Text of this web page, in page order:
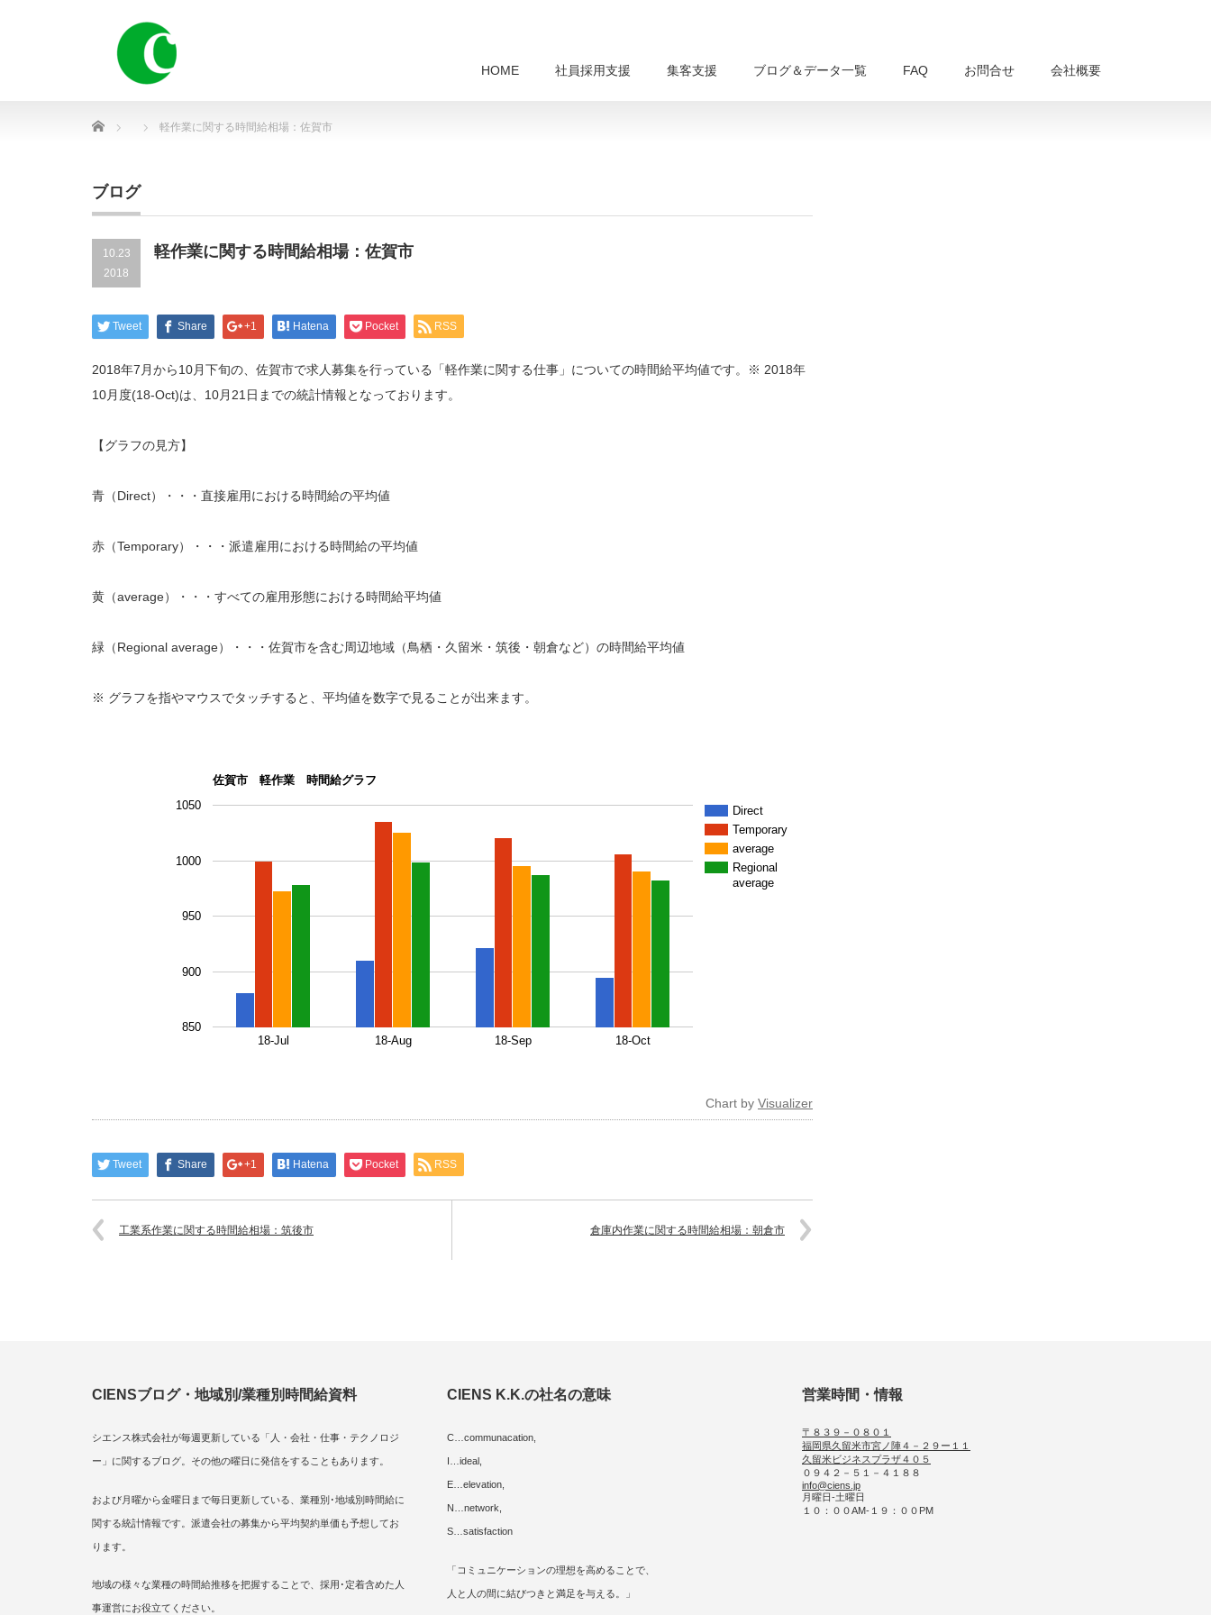
HOME 社員採用支援 集客支援 ブログ＆データ一覧 FAQ お問合せ 会社概要
Home 軽作業に関する時間給相場：佐賀市
ブログ
10.23
2018
軽作業に関する時間給相場：佐賀市
Tweet Share +1 Hatena Pocket RSS
2018年7月から10月下旬の、佐賀市で求人募集を行っている「軽作業に関する仕事」についての時間給平均値です。※ 2018年
10月度(18-Oct)は、10月21日までの統計情報となっております。
【グラフの見方】
青（Direct）・・・直接雇用における時間給の平均値
赤（Temporary）・・・派遣雇用における時間給の平均値
黄（average）・・・すべての雇用形態における時間給平均値
緑（Regional average）・・・佐賀市を含む周辺地域（鳥栖・久留米・筑後・朝倉など）の時間給平均値
※ グラフを指やマウスでタッチすると、平均値を数字で見ることが出来ます。
佐賀市 軽作業 時間給グラフ
Direct
Temporary
average
Regional
average
18-Jul 18-Aug 18-Sep 18-Oct
850
900
950
1000
1050
Chart by Visualizer
Tweet Share +1 Hatena Pocket RSS
工業系作業に関する時間給相場：筑後市 倉庫内作業に関する時間給相場：朝倉市
CIENSブログ・地域別/業種別時間給資料
シエンス株式会社が毎週更新している「人・会社・仕事・テクノロジ
ー」に関するブログ。その他の曜日に発信をすることもあります。
および月曜から金曜日まで毎日更新している、業種別･地域別時間給に
関する統計情報です。派遣会社の募集から平均契約単価も予想してお
ります。
地域の様々な業種の時間給推移を把握することで、採用･定着含めた人
事運営にお役立てください。
CIENS K.K.の社名の意味
C…communacation,
I…ideal,
E…elevation,
N…network,
S…satisfaction
「コミュニケーションの理想を高めることで、
人と人の間に結びつきと満足を与える。」
営業時間・情報
〒８３９－０８０１
福岡県久留米市宮ノ陣４－２９ー１１
久留米ビジネスプラザ４０５
０９４２－５１－４１８８
info@ciens.jp
月曜日-土曜日
１０：００AM-１９：００PM